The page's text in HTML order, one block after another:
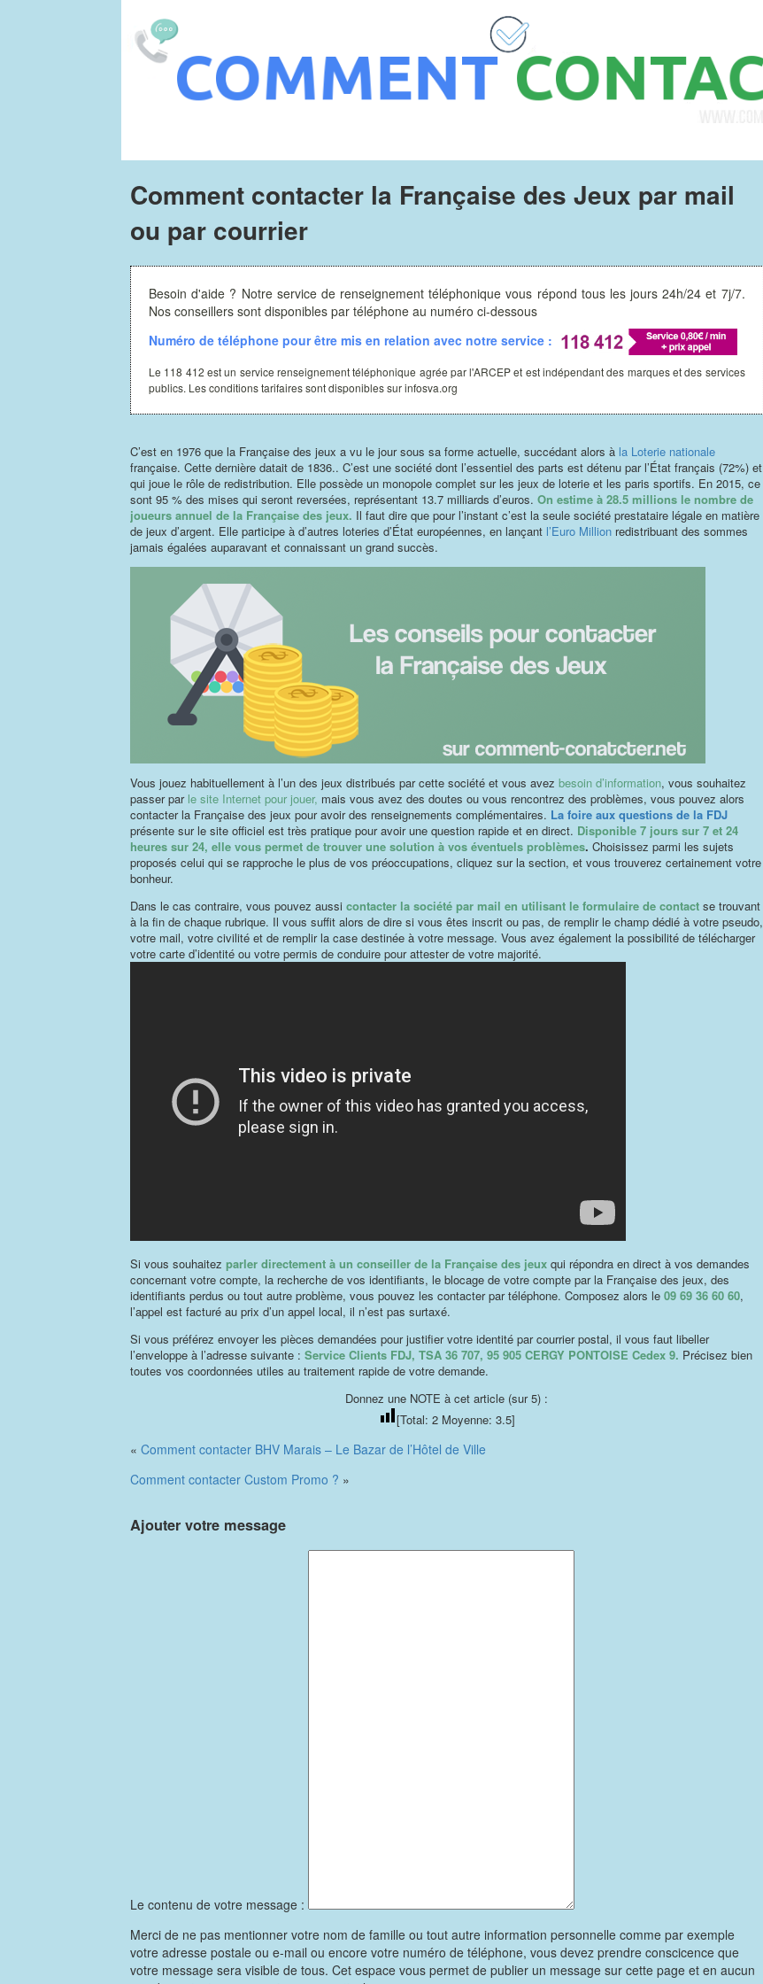
Comment contacter la Française des Jeux par mail
ou par courrier
Besoin d'aide ? Notre service de renseignement téléphonique vous répond tous les jours 24h/24 et 7j/7.
Nos conseillers sont disponibles par téléphone au numéro ci-dessous
Numéro de téléphone pour être mis en relation avec notre service :
Le 118 412 est un service renseignement téléphonique agrée par l'ARCEP et est indépendant des marques et des services
publics. Les conditions tarifaires sont disponibles sur infosva.org
C’est en 1976 que la Française des jeux a vu le jour sous sa forme actuelle, succédant alors à la Loterie nationale
française. Cette dernière datait de 1836.. C’est une société dont l’essentiel des parts est détenu par l’État français (72%) et
qui joue le rôle de redistribution. Elle possède un monopole complet sur les jeux de loterie et les paris sportifs. En 2015, ce
sont 95 % des mises qui seront reversées, représentant 13.7 milliards d’euros. On estime à 28.5 millions le nombre de
joueurs annuel de la Française des jeux. Il faut dire que pour l’instant c’est la seule société prestataire légale en matière
de jeux d’argent. Elle participe à d’autres loteries d’État européennes, en lançant l’Euro Million redistribuant des sommes
jamais égalées auparavant et connaissant un grand succès.
Vous jouez habituellement à l’un des jeux distribués par cette société et vous avez besoin d’information, vous souhaitez
passer par le site Internet pour jouer, mais vous avez des doutes ou vous rencontrez des problèmes, vous pouvez alors
contacter la Française des jeux pour avoir des renseignements complémentaires. La foire aux questions de la FDJ
présente sur le site officiel est très pratique pour avoir une question rapide et en direct. Disponible 7 jours sur 7 et 24
heures sur 24, elle vous permet de trouver une solution à vos éventuels problèmes. Choisissez parmi les sujets
proposés celui qui se rapproche le plus de vos préoccupations, cliquez sur la section, et vous trouverez certainement votre
bonheur.
Dans le cas contraire, vous pouvez aussi contacter la société par mail en utilisant le formulaire de contact se trouvant
à la fin de chaque rubrique. Il vous suffit alors de dire si vous êtes inscrit ou pas, de remplir le champ dédié à votre pseudo,
votre mail, votre civilité et de remplir la case destinée à votre message. Vous avez également la possibilité de télécharger
votre carte d’identité ou votre permis de conduire pour attester de votre majorité.
Si vous souhaitez parler directement à un conseiller de la Française des jeux qui répondra en direct à vos demandes
concernant votre compte, la recherche de vos identifiants, le blocage de votre compte par la Française des jeux, des
identifiants perdus ou tout autre problème, vous pouvez les contacter par téléphone. Composez alors le 09 69 36 60 60,
l’appel est facturé au prix d’un appel local, il n’est pas surtaxé.
Si vous préférez envoyer les pièces demandées pour justifier votre identité par courrier postal, il vous faut libeller
l’enveloppe à l’adresse suivante : Service Clients FDJ, TSA 36 707, 95 905 CERGY PONTOISE Cedex 9. Précisez bien
toutes vos coordonnées utiles au traitement rapide de votre demande.
Donnez une NOTE à cet article (sur 5) :
[Total: 2Moyenne: 3.5]
« Comment contacter BHV Marais – Le Bazar de l’Hôtel de Ville
Comment contacter Custom Promo ? »
Ajouter votre message
Le contenu de votre message :
Merci de ne pas mentionner votre nom de famille ou tout autre information personnelle comme par exemple
votre adresse postale ou e-mail ou encore votre numéro de téléphone, vous devez prendre conscicence que
votre message sera visible de tous. Cet espace vous permet de publier un message sur cette page et en aucun